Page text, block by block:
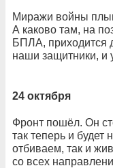
Миражи войны
А каково там, на
БПЛА, приходится
наши защитники, и
24 октября
Фронт пошёл. Он
так теперь и
отбиваем, так и
со всех